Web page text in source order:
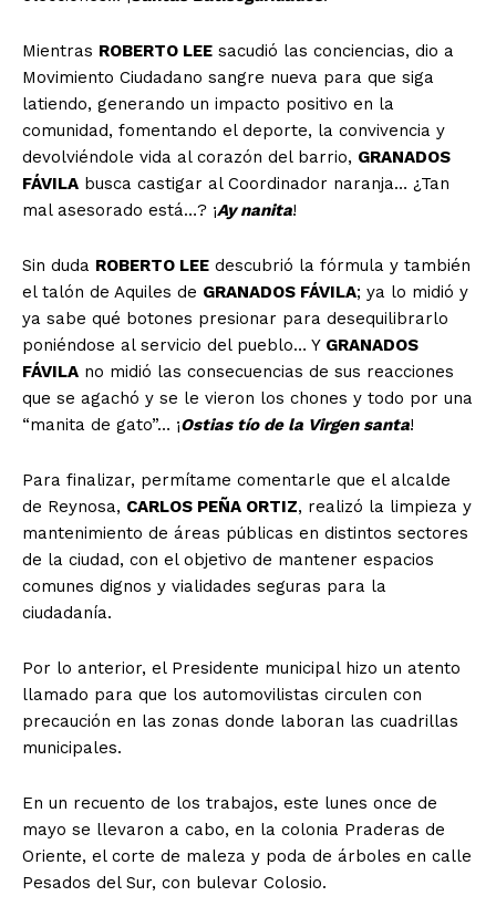
Mientras ROBERTO LEE sacudió las conciencias, dio a
Movimiento Ciudadano sangre nueva para que siga
latiendo, generando un impacto positivo en la
comunidad, fomentando el deporte, la convivencia y
devolviéndole vida al corazón del barrio, GRANADOS
FÁVILA busca castigar al Coordinador naranja… ¿Tan
mal asesorado está…? ¡Ay nanita!
Sin duda ROBERTO LEE descubrió la fórmula y también
el talón de Aquiles de GRANADOS FÁVILA; ya lo midió y
ya sabe qué botones presionar para desequilibrarlo
poniéndose al servicio del pueblo… Y GRANADOS
FÁVILA no midió las consecuencias de sus reacciones
que se agachó y se le vieron los chones y todo por una
“manita de gato”… ¡Ostias tío de la Virgen santa!
Para finalizar, permítame comentarle que el alcalde
de Reynosa, CARLOS PEÑA ORTIZ, realizó la limpieza y
mantenimiento de áreas públicas en distintos sectores
de la ciudad, con el objetivo de mantener espacios
comunes dignos y vialidades seguras para la
ciudadanía.
Por lo anterior, el Presidente municipal hizo un atento
llamado para que los automovilistas circulen con
precaución en las zonas donde laboran las cuadrillas
municipales.
En un recuento de los trabajos, este lunes once de
mayo se llevaron a cabo, en la colonia Praderas de
Oriente, el corte de maleza y poda de árboles en calle
Pesados del Sur, con bulevar Colosio.